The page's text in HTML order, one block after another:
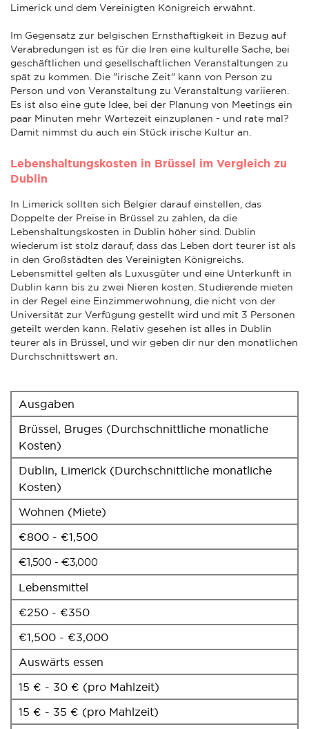
Limerick und dem Vereinigten Königreich erwähnt.
Im Gegensatz zur belgischen Ernsthaftigkeit in Bezug auf
Verabredungen ist es für die Iren eine kulturelle Sache, bei
geschäftlichen und gesellschaftlichen Veranstaltungen zu
spät zu kommen. Die "irische Zeit" kann von Person zu
Person und von Veranstaltung zu Veranstaltung variieren.
Es ist also eine gute Idee, bei der Planung von Meetings ein
paar Minuten mehr Wartezeit einzuplanen - und rate mal?
Damit nimmst du auch ein Stück irische Kultur an.
Lebenshaltungskosten in Brüssel im Vergleich zu
Dublin
In Limerick sollten sich Belgier darauf einstellen, das
Doppelte der Preise in Brüssel zu zahlen, da die
Lebenshaltungskosten in Dublin höher sind. Dublin
wiederum ist stolz darauf, dass das Leben dort teurer ist als
in den Großstädten des Vereinigten Königreichs.
Lebensmittel gelten als Luxusgüter und eine Unterkunft in
Dublin kann bis zu zwei Nieren kosten. Studierende mieten
in der Regel eine Einzimmerwohnung, die nicht von der
Universität zur Verfügung gestellt wird und mit 3 Personen
geteilt werden kann. Relativ gesehen ist alles in Dublin
teurer als in Brüssel, und wir geben dir nur den monatlichen
Durchschnittswert an.
Ausgaben
Brüssel, Bruges (Durchschnittliche monatliche
Kosten)
Dublin, Limerick (Durchschnittliche monatliche
Kosten)
Wohnen (Miete)
€800 - €1,500
€1,500 - €3,000
Lebensmittel
€250 - €350
€1,500 - €3,000
Auswärts essen
15 € - 30 € (pro Mahlzeit)
15 € - 35 € (pro Mahlzeit)